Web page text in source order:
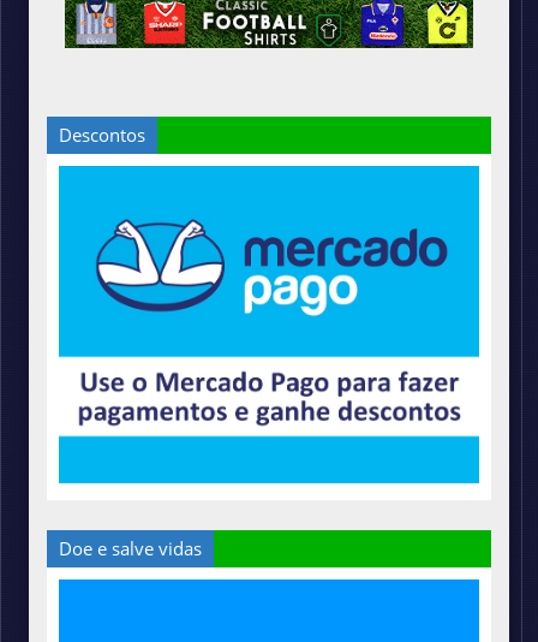
Descontos
Doe e salve vidas